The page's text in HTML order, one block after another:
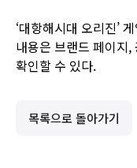
‘대항해시대 오리진’
내용은 브랜드 페이지,
확인할 수 있다.
목록으로 돌아가기